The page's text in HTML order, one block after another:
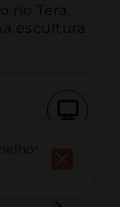
rio Tera.
escultura